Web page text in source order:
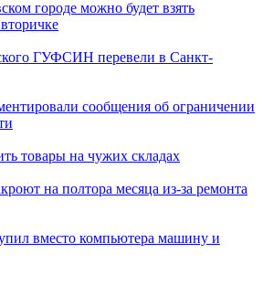
городе можно будет взять
ГУФСИН перевели в Санкт-
сообщения об ограничении
товары на чужих складах
на полтора месяца из-за ремонта
вместо компьютера машину и